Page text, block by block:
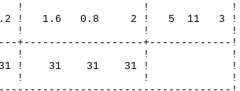
! ! ! ! !
1.2 ! 1.6 0.8 2 ! 5 11 3 !
! ! !
+-------------------+-------------!
! ! ! ! !
31 ! 31 31 31 ! !
! ! !